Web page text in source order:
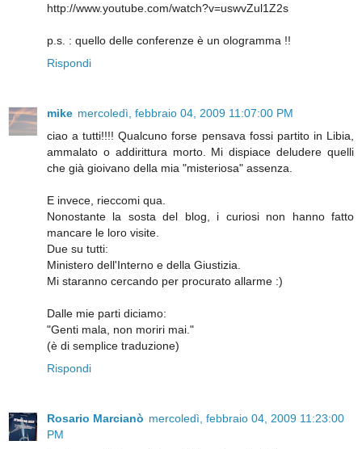
http://www.youtube.com/watch?v=uswvZul1Z2s
p.s. : quello delle conferenze è un ologramma !!
Rispondi
mike mercoledì, febbraio 04, 2009 11:07:00 PM
ciao a tutti!!!! Qualcuno forse pensava fossi partito in Libia,
ammalato o addirittura morto. Mi dispiace deludere quelli
che già gioivano della mia "misteriosa" assenza.
E invece, rieccomi qua.
Nonostante la sosta del blog, i curiosi non hanno fatto
mancare le loro visite.
Due su tutti:
Ministero dell'Interno e della Giustizia.
Mi staranno cercando per procurato allarme :)
Dalle mie parti diciamo:
"Genti mala, non moriri mai."
(è di semplice traduzione)
Rispondi
Rosario Marcianò mercoledì, febbraio 04, 2009 11:23:00
PM